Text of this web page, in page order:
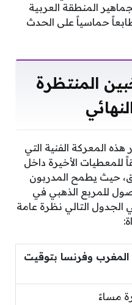
المنطقة العربية
حماسياً على الحدث
المنتظرة
المعركة الفنية التي
للمعطيات الأخيرة داخل
حيث يطمح المدربون
للمربع الذهبي في
الجدول التالي نظرة عامة
المغرب وفرنسا بتوقيت
مساءً